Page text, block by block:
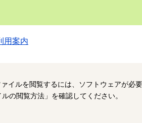
用案内
イルを閲覧するには、ソフトウェアが必
の閲覧方法」を確認してください。